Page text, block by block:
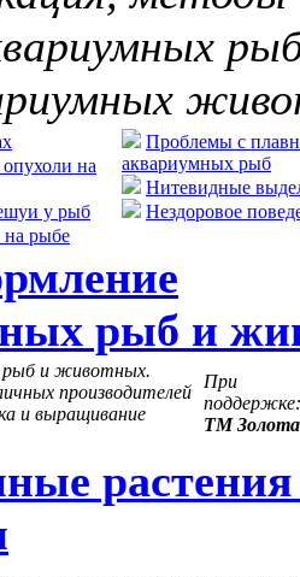
на
у рыб
на рыбе
Проблемы с
аквариумных рыб
Нитевидные
Нездоровое
рыб и
рыб и животных.
производителей
и выращивание
При
поддержке:
ТМ